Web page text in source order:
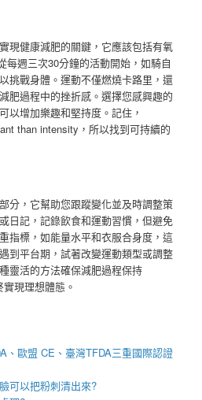
現健康減肥的關鍵，它應該包括有氧
每週三次30分鐘的活動開始，如騎自
挑戰身體。運動不僅燃燒卡路里，還
肥過程中的挫折感。選擇您感興趣的
以增加樂趣和堅持度。記住，
than intensity，所以找到可持續的
分，它幫助您跟蹤變化並及時調整策
日記，記錄飲食和運動習慣，但避免
指標，如能量水平和衣服合身度，這
到平台期，試著改變運動類型或調整
靈活的方法確保減肥過程保持
現理想體態。
、歐盟 CE、臺灣TFDA三重國際認證
可以把粉刺清出來?